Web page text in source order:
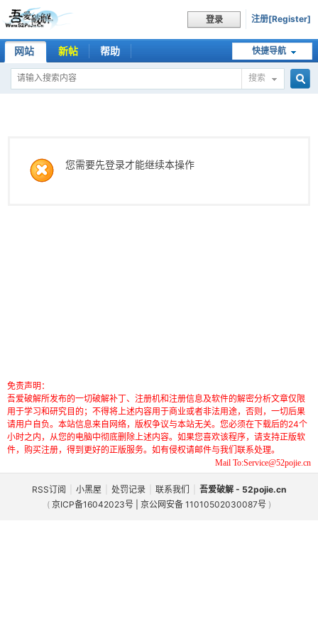
登录 注册[Register]
快捷导航
网站 新帖 帮助
搜索
您需要先登录才能继续本操作
免责声明：
吾爱破解所发布的一切破解补丁、注册机和注册信息及软件的解密分析文章仅限
用于学习和研究目的；不得将上述内容用于商业或者非法用途，否则，一切后果
请用户自负。本站信息来自网络，版权争议与本站无关。您必须在下载后的24个
小时之内，从您的电脑中彻底删除上述内容。如果您喜欢该程序，请支持正版软
件，购买注册，得到更好的正版服务。如有侵权请邮件与我们联系处理。
Mail To:Service@52pojie.cn
RSS订阅 小黑屋 处罚记录 联系我们
吾爱破解 - 52pojie.cn
( 京ICP备16042023号 | 京公网安备 11010502030087号 )